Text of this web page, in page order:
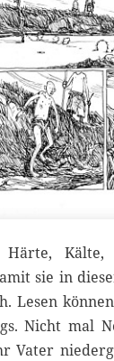
Kälte,
sie in
Lesen
Nicht mal
Vater